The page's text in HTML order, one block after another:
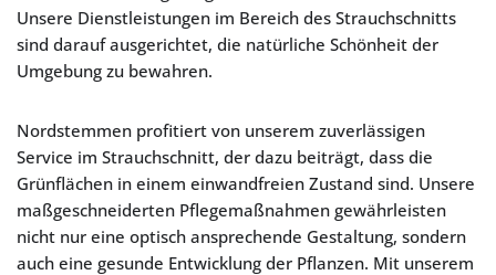
Unsere Dienstleistungen im Bereich des Strauchschnitts
sind darauf ausgerichtet, die natürliche Schönheit der
Umgebung zu bewahren.
Nordstemmen profitiert von unserem zuverlässigen
Service im Strauchschnitt, der dazu beiträgt, dass die
Grünflächen in einem einwandfreien Zustand sind. Unsere
maßgeschneiderten Pflegemaßnahmen gewährleisten
nicht nur eine optisch ansprechende Gestaltung, sondern
auch eine gesunde Entwicklung der Pflanzen. Mit unserem